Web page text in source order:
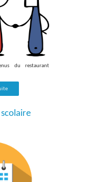
du restaurant